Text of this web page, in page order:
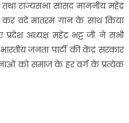
79
में
सदस्यता
कार्यक्रम
का
राज्यसभा सांसद माननीय महेंद्र
कर वंदे मातरम गान के साथ किया
अध्यक्ष महेंद्र भट्ट जी ने सभी
जनता पार्टी की केंद्र सरकार
को समाज के हर वर्ग के प्रत्येक